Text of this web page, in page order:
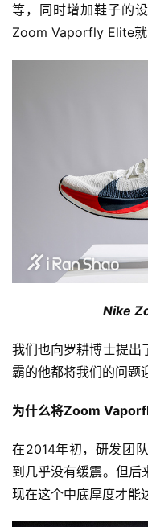
视
频
用
精
选
等，同时增加鞋子的
Zoom Vaporfly Elite就
Nike
我们也向罗耕博士提出
霸的他都将我们的问题
为什么将Zoom
在2014年初，研发团
到几乎没有缓震。但后
现在这个中底厚度才能